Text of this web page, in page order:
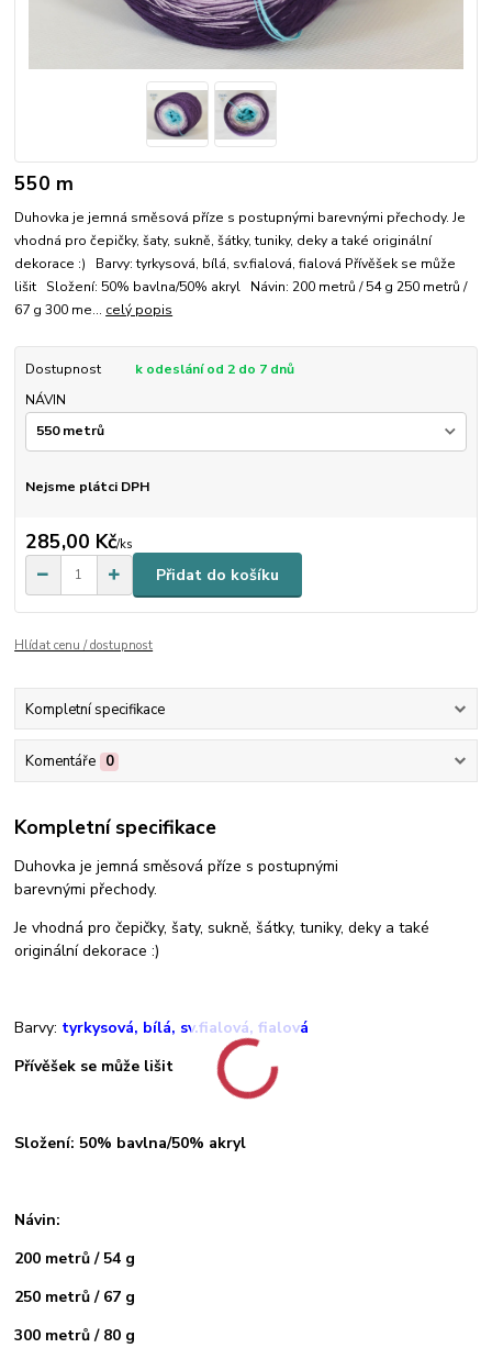
550 m
Duhovka je jemná směsová příze s postupnými barevnými přechody. Je
vhodná pro čepičky, šaty, sukně, šátky, tuniky, deky a také originální
dekorace :) Barvy: tyrkysová, bílá, sv.fialová, fialová Přívěšek se může
lišit Složení: 50% bavlna/50% akryl Návin: 200 metrů / 54 g 250 metrů /
67 g 300 me... celý popis
Dostupnost
k odeslání od 2 do 7 dnů
NÁVIN
Nejsme plátci DPH
285,00 Kč/ks
Přidat do košíku
Hlídat cenu / dostupnost
Kompletní specifikace
Komentáře 0
Kompletní specifikace
Duhovka je jemná směsová příze s postupnými
barevnými přechody.
Je vhodná pro čepičky, šaty, sukně, šátky, tuniky, deky a také
originální dekorace :)
Barvy: tyrkysová, bílá, sv.fialová, fialová
Přívěšek se může lišit
Složení: 50% bavlna/50% akryl
Návin:
200 metrů / 54 g
250 metrů / 67 g
300 metrů / 80 g